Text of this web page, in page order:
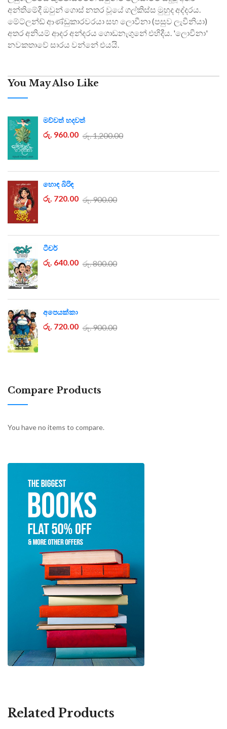
අන්තිමේදී ඔවුන් ගොස්‌ නතර වූයේ ගල්කිස්‌ස මුහුද අද්දරය.
මේට්‌ලන්ඩ් ආණ්‌ඩුකාරවරයා සහ ලොවීනා (පසුව ලැවීනියා)
අතර අනියම් ආදර අන්දරය ගොඩනැගුනේ එහිදීය. 'ලොවීනා'
නවකතාවේ සාරය වන්නේ එයයි.
You May Also Like
මව්වත් හදවත්
රු. 960.00 රු. 1,200.00
හොඳ බිරිඳ
රු. 720.00 රු. 900.00
ටීචර්
රු. 640.00 රු. 800.00
අපෙයක්කා
රු. 720.00 රු. 900.00
Compare Products
You have no items to compare.
Related Products